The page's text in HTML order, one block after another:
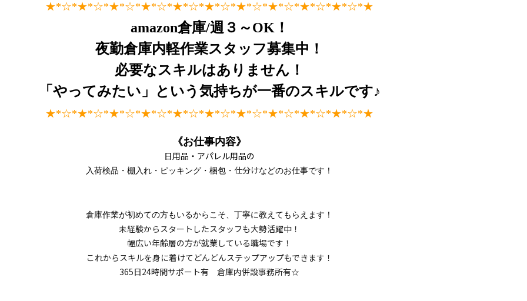
★*☆*★*☆*★*☆*★*☆*★*☆*★*☆*★*☆*★*☆*★*☆*★*☆*★
amazon倉庫/週３～OK！
夜勤倉庫内軽作業スタッフ募集中！
必要なスキルはありません！
「やってみたい」という気持ちが一番のスキルです♪
★*☆*★*☆*★*☆*★*☆*★*☆*★*☆*★*☆*★*☆*★*☆*★*☆*★
《お仕事内容》
日用品・アパレル用品の
入荷検品・棚入れ・ピッキング・梱包・ 仕分けなどのお仕事です！
倉庫作業が初めての方もいるからこそ、丁寧に教えてもらえます！
未経験からスタートしたスタッフも大勢活躍中！
幅広い年齢層の方が就業している職場です！
これからスキルを身に着けてどんどんステップアップもできます！
365日24時間サポート有 倉庫内併設事務所有☆